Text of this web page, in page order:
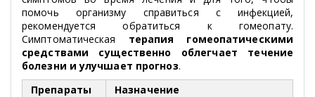
помочь организму справиться с инфекцией,
рекомендуется обратиться к гомеопату.
Симптоматическая терапия гомеопатическими
средствами существенно облегчает течение
болезни и улучшает прогноз.
Препараты
Назначение